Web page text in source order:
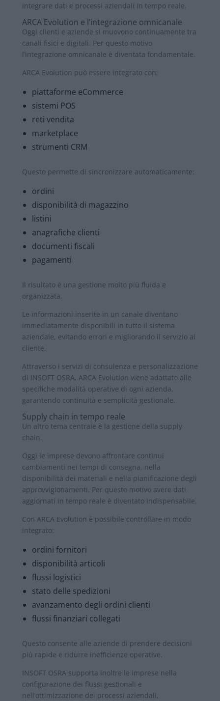
integrare dati e processi aziendali in tempo reale.
ARCA Evolution e l’integrazione omnicanale
Oggi clienti e aziende si muovono continuamente tra
canali fisici e digitali. Per questo motivo
l’integrazione omnicanale è diventata fondamentale.
ARCA Evolution può essere integrato con:
piattaforme eCommerce
sistemi POS
reti vendita
marketplace
strumenti CRM
Questo permette di sincronizzare automaticamente:
ordini
disponibilità di magazzino
listini
anagrafiche clienti
documenti fiscali
pagamenti
Il risultato è una gestione molto più fluida e
organizzata.
Le informazioni inserite in un canale diventano
immediatamente disponibili in tutto il sistema
aziendale, evitando errori e migliorando il servizio al
cliente.
Attraverso i servizi di consulenza e personalizzazione
di INSOFT OSRA, ARCA Evolution viene adattato alle
specifiche modalità operative di ogni azienda,
garantendo continuità e semplicità gestionale.
Supply chain in tempo reale
Un altro tema centrale è la gestione della supply
chain.
Oggi le imprese devono affrontare continui
cambiamenti nei tempi di consegna, nella
disponibilità dei materiali e nella pianificazione degli
approvvigionamenti. Per questo motivo avere dati
aggiornati in tempo reale è diventato indispensabile.
Con ARCA Evolution è possibile controllare in modo
integrato:
ordini fornitori
disponibilità articoli
flussi logistici
stato delle spedizioni
avanzamento degli ordini clienti
flussi finanziari collegati
Questo consente alle aziende di prendere decisioni
più rapide e ridurre inefficienze operative.
INSOFT OSRA supporta inoltre le imprese nella
configurazione dei flussi gestionali e
nell’ottimizzazione dei processi aziendali,